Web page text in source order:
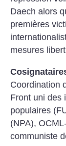
Daech alors
premières
mesures
Coordination
Front uni des
populaires
(NPA),
communiste